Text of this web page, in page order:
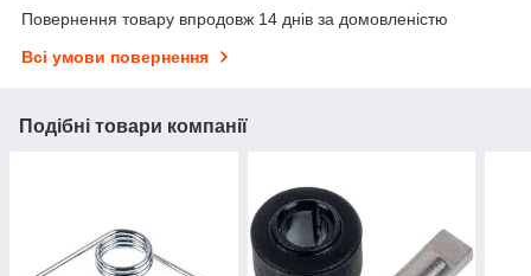
Повернення товару впродовж 14 днів за домовленістю
Всі умови повернення
Подібні товари компанії